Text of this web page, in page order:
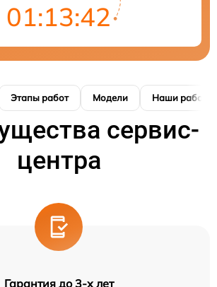
01:13:41
Этапы работ Модели Наши работы
сервис-
центра
Гарантия до 3-х лет